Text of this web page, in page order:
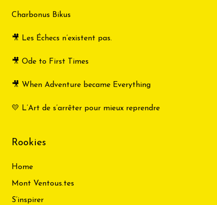
Charbonus Bikus
🎥 Les Échecs n’existent pas.
🎥 Ode to First Times
🎥 When Adventure became Everything
💛 L’Art de s’arrêter pour mieux reprendre
Rookies
Home
Mont Ventous.tes
S’inspirer